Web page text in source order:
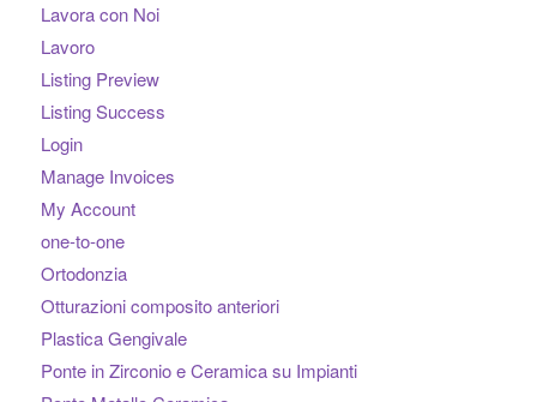
Lavora con Noi
Lavoro
Listing Preview
Listing Success
Login
Manage Invoices
My Account
one-to-one
Ortodonzia
Otturazioni composito anteriori
Plastica Gengivale
Ponte in Zirconio e Ceramica su Impianti